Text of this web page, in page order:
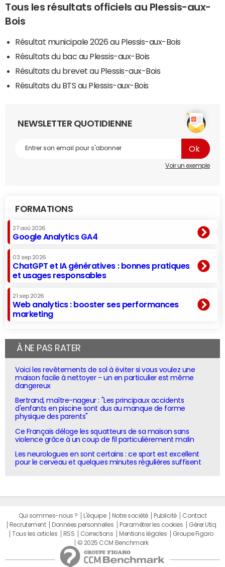
Tous les résultats officiels au Plessis-aux-
Bois
Résultat municipale 2026 au Plessis-aux-Bois
Résultats du bac au Plessis-aux-Bois
Résultats du brevet au Plessis-aux-Bois
Résultats du BTS au Plessis-aux-Bois
NEWSLETTER QUOTIDIENNE
Voir un exemple
FORMATIONS
27 aoû 2026
Google Analytics GA4
03 sep 2026
ChatGPT et IA génératives : bonnes pratiques
et usages responsables
21 sep 2026
Web analytics : booster ses performances
marketing
À NE PAS RATER
Voici les revêtements de sol à éviter si vous voulez une
maison facile à nettoyer - un en particulier est même
dangereux
Bertrand, maître-nageur : "Les principaux accidents
d'enfants en piscine sont dus au manque de forme
physique des parents"
Ce Français déloge les squatteurs de sa maison sans
violence grâce à un coup de fil particulièrement malin
Les neurologues en sont certains : ce sport est excellent
pour le cerveau et quelques minutes régulières suffisent
Qui sommes-nous ? L'équipe Notre société Publicité
Contact
Recrutement
Données personnelles Paramétrer les cookies
Gérer Utiq
Tous les articles
RSS Corrections Mentions légales
Groupe Figaro
© 2025 CCM Benchmark